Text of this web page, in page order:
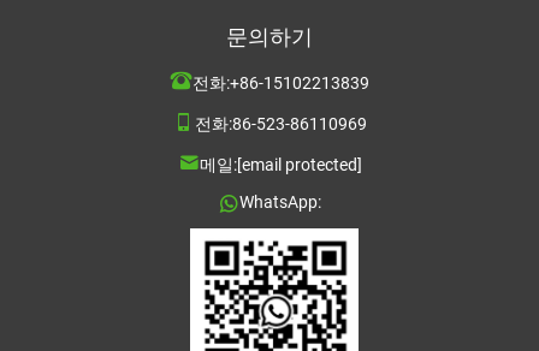
문의하기
전화:+86-15102213839
전화:86-523-86110969
메일:[email protected]
WhatsApp: